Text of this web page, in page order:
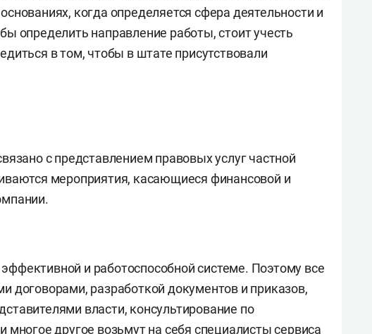
когда определяется сфера деятельности и
определить направление работы, стоит учесть
в том, чтобы в штате присутствовали
с представлением правовых услуг частной
мероприятия, касающиеся финансовой и
и работоспособной системе. Поэтому все
договорами, разработкой документов и приказов,
власти, консультирование по
другое возьмут на себя специалисты сервиса